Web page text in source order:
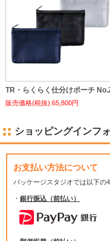
TR・らくらく仕分けポーチ
販売価格(税抜):65,800円
ショッピングインフ
お支払い方法について
パッケージスタジオでは以下の
・ 銀行振込（前払い）